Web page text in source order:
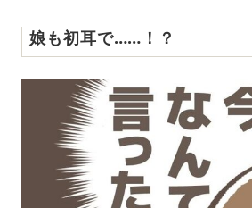
娘も初耳で……！？